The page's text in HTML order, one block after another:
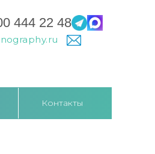
444 22 48
Контакты